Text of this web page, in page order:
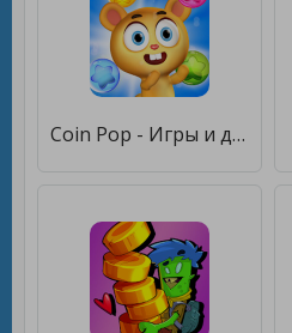
Coin Pop - Игры и деньги [Premium]